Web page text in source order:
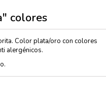
colores
Color plata/oro con colores
alergénicos.